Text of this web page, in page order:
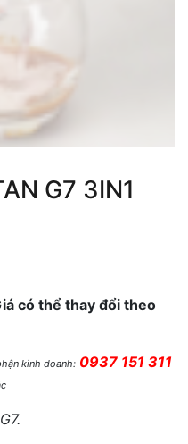
G7 3IN1
có thể thay đổi theo
kinh doanh: 0937 151 311